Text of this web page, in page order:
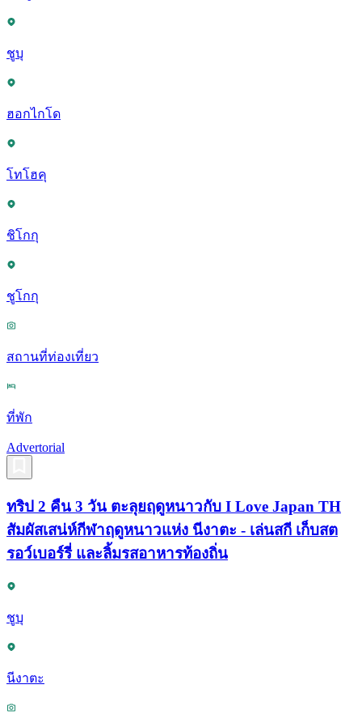
ชูบุ
ฮอกไกโด
โทโฮคุ
ชิโกกุ
ชูโกกุ
สถานที่ท่องเที่ยว
ที่พัก
Advertorial
ทริป 2 คืน 3 วัน ตะลุยฤดูหนาวกับ I Love Japan TH
สัมผัสเสน่ห์กีฬาฤดูหนาวแห่ง นีงาตะ - เล่นสกี เก็บสต
รอว์เบอร์รี่ และลิ้มรสอาหารท้องถิ่น
ชูบุ
นีงาตะ